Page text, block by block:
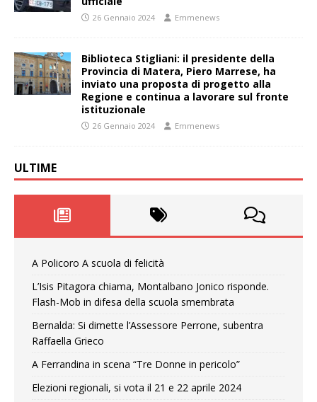
26 Gennaio 2024 Emmenews
Biblioteca Stigliani: il presidente della
Provincia di Matera, Piero Marrese, ha
inviato una proposta di progetto alla
Regione e continua a lavorare sul fronte
istituzionale
26 Gennaio 2024 Emmenews
ULTIME
A Policoro A scuola di felicità
L’Isis Pitagora chiama, Montalbano Jonico risponde.
Flash-Mob in difesa della scuola smembrata
Bernalda: Si dimette l’Assessore Perrone, subentra
Raffaella Grieco
A Ferrandina in scena “Tre Donne in pericolo”
Elezioni regionali, si vota il 21 e 22 aprile 2024